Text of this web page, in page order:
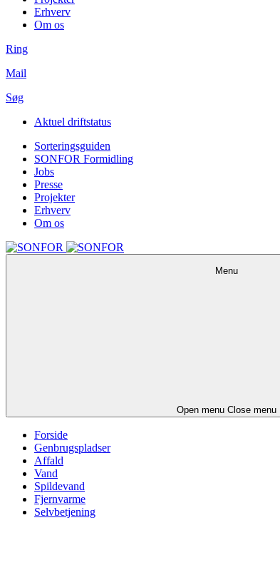
Erhverv
Om os
Ring
Mail
Søg
Aktuel driftstatus
Sorteringsguiden
SONFOR Formidling
Jobs
Presse
Projekter
Erhverv
Om os
Menu
Open menu Close menu
Forside
Genbrugspladser
Affald
Vand
Spildevand
Fjernvarme
Selvbetjening